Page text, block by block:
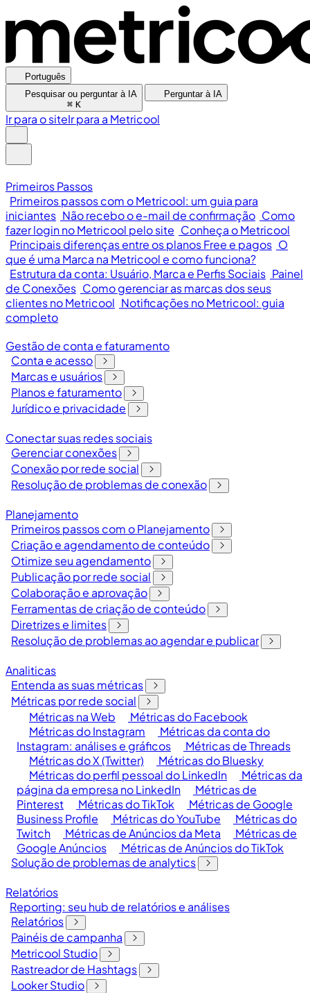
Português
Pesquisar ou perguntar à IA
⌘ K
Perguntar à IA
Ir para o siteIr para a Metricool
Primeiros Passos
Primeiros passos com o Metricool: um guia para
iniciantes Não recebo o e-mail de confirmação Como
fazer login no Metricool pelo site Conheça o Metricool
Principais diferenças entre os planos Free e pagos O
que é uma Marca na Metricool e como funciona?
Estrutura da conta: Usuário, Marca e Perfis Sociais Painel
de Conexões Como gerenciar as marcas dos seus
clientes no Metricool Notificações no Metricool: guia
completo
Gestão de conta e faturamento
Conta e acesso
Marcas e usuários
Planos e faturamento
Jurídico e privacidade
Conectar suas redes sociais
Gerenciar conexões
Conexão por rede social
Resolução de problemas de conexão
Planejamento
Primeiros passos com o Planejamento
Criação e agendamento de conteúdo
Otimize seu agendamento
Publicação por rede social
Colaboração e aprovação
Ferramentas de criação de conteúdo
Diretrizes e limites
Resolução de problemas ao agendar e publicar
Analiticas
Entenda as suas métricas
Métricas por rede social
Métricas na Web
Métricas do Facebook
Métricas do Instagram
Métricas da conta do
Instagram: análises e gráficos
Métricas de Threads
Métricas do X (Twitter)
Métricas do Bluesky
Métricas do perfil pessoal do LinkedIn
Métricas da
página da empresa no LinkedIn
Métricas de
Pinterest
Métricas do TikTok
Métricas de Google
Business Profile
Métricas do YouTube
Métricas do
Twitch
Métricas de Anúncios da Meta
Métricas de
Google Anúncios
Métricas de Anúncios do TikTok
Solução de problemas de analytics
Relatórios
Reporting: seu hub de relatórios e análises
Relatórios
Painéis de campanha
Metricool Studio
Rastreador de Hashtags
Looker Studio